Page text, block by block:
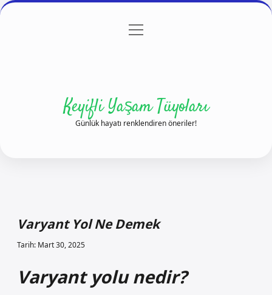
Gizlilik Politikası
menüyü
Keyifli Yaşam Tüyoları
Günlük hayatı renklendiren öneriler!
Varyant Yol Ne Demek
Tarih: Mart 30, 2025
Varyant yolu nedir?